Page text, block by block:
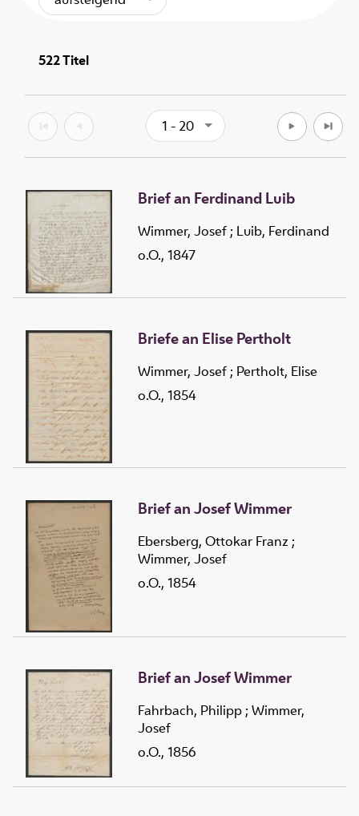
522Titel
1 - 20
Brief an Ferdinand Luib
Wimmer, Josef ; Luib, Ferdinand
o.O., 1847
Briefe an Elise Pertholt
Wimmer, Josef ; Pertholt, Elise
o.O., 1854
Brief an Josef Wimmer
Ebersberg, Ottokar Franz ;
Wimmer, Josef
o.O., 1854
Brief an Josef Wimmer
Fahrbach, Philipp ; Wimmer,
Josef
o.O., 1856